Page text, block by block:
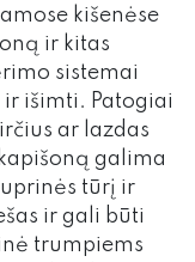
kišenėse
ir kitas
sistemai
išimti. Patogiai
ar lazdas
galima
tūrį ir
ir gali būti
trumpiems